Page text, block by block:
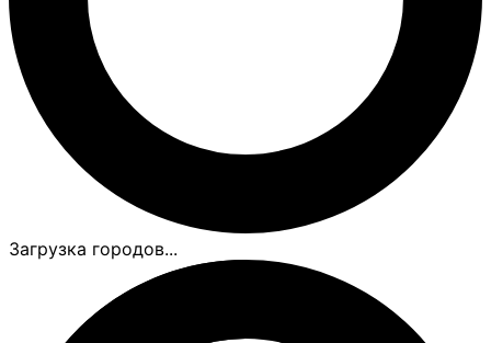
Загрузка городов...